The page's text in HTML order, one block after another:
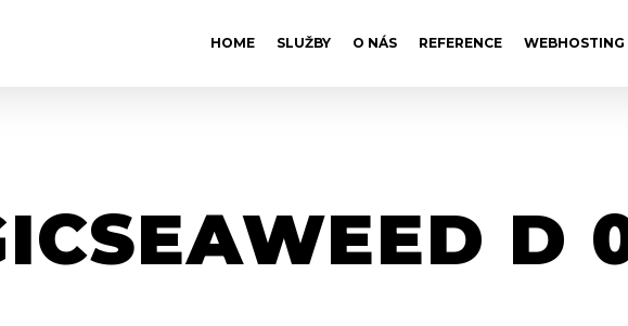
HOME SLUŽBY O NÁS REFERENCE WEBHOSTING
D